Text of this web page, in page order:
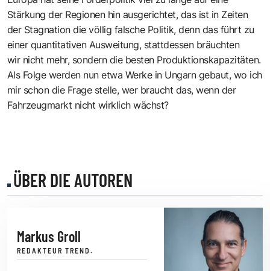
Stärkung der Regionen hin ausgerichtet, das ist in Zeiten
der Stagnation die völlig falsche Politik, denn das führt zu
einer quantitativen Ausweitung, stattdessen bräuchten
wir nicht mehr, sondern die besten Produktionskapazitäten.
Als Folge werden nun etwa Werke in Ungarn gebaut, wo ich
mir schon die Frage stelle, wer braucht das, wenn der
Fahrzeugmarkt nicht wirklich wächst?
ÜBER DIE AUTOREN
Markus Groll
REDAKTEUR TREND.